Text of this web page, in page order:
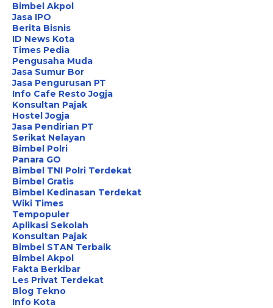
Bimbel Akpol
Jasa IPO
Berita Bisnis
ID News Kota
Times Pedia
Pengusaha Muda
Jasa Sumur Bor
Jasa Pengurusan PT
Info Cafe Resto Jogja
Konsultan Pajak
Hostel Jogja
Jasa Pendirian PT
Serikat Nelayan
Bimbel Polri
Panara GO
Bimbel TNI Polri Terdekat
Bimbel Gratis
Bimbel Kedinasan Terdekat
Wiki Times
Tempopuler
Aplikasi Sekolah
Konsultan Pajak
Bimbel STAN Terbaik
Bimbel Akpol
Fakta Berkibar
Les Privat Terdekat
Blog Tekno
Info Kota